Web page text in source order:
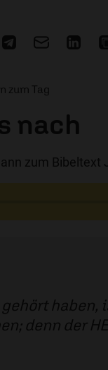
zum Tag
nach
zum Bibeltext
haben,
denn der